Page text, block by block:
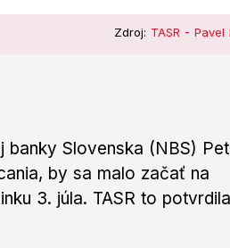
Zdroj: TASR - Pavel
banky Slovenska (NBS)
by sa malo začať na
3. júla. TASR to potvrdila